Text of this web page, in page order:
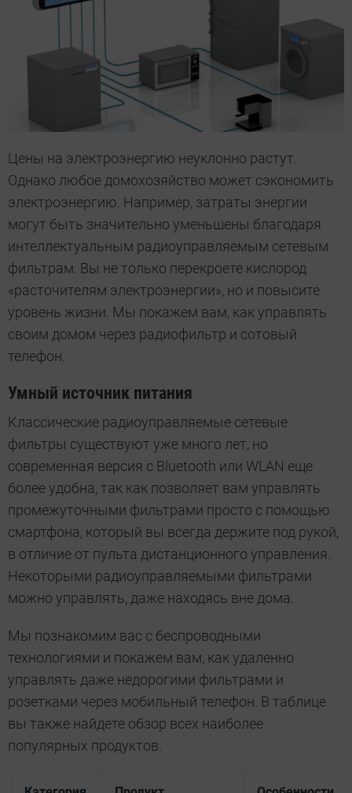
Цены на электроэнергию неуклонно растут.
Однако любое домохозяйство может сэкономить
электроэнергию. Например, затраты энергии
могут быть значительно уменьшены благодаря
интеллектуальным радиоуправляемым сетевым
фильтрам. Вы не только перекроете кислород
«расточителям электроэнергии», но и повысите
уровень жизни. Мы покажем вам, как управлять
своим домом через радиофильтр и сотовый
телефон.
Умный источник питания
Классические радиоуправляемые сетевые
фильтры существуют уже много лет, но
современная версия с Bluetooth или WLAN еще
более удобна, так как позволяет вам управлять
промежуточными фильтрами просто с помощью
смартфона, который вы всегда держите под рукой,
в отличие от пульта дистанционного управления.
Некоторыми радиоуправляемыми фильтрами
можно управлять, даже находясь вне дома.
Мы познакомим вас с беспроводными
технологиями и покажем вам, как удаленно
управлять даже недорогими фильтрами и
розетками через мобильный телефон. В таблице
вы также найдете обзор всех наиболее
популярных продуктов.